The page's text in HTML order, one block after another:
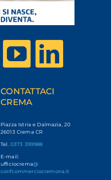
CONTATTACI
CREMA
Piazza Istria e Dalmazia, 20
26013 Crema CR
Tel. 0373 399988
E-mail:
ufficiocrema@
confcommerciocremona.it